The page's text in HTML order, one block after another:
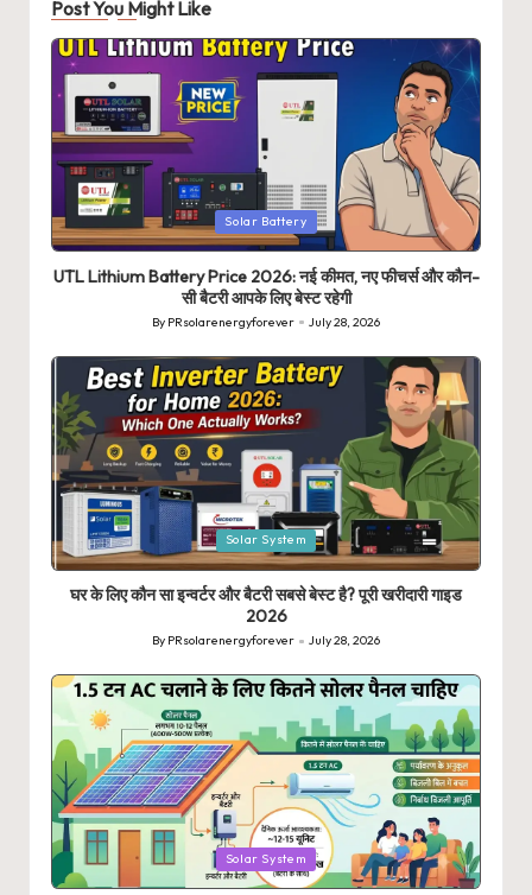
Post You Might Like
Posted
in
Solar Battery
UTL Lithium Battery Price 2026: नई कीमत, नए फीचर्स और कौन-
सी बैटरी आपके लिए बेस्ट रहेगी
Posted
by
By PRsolarenergyforever July 28, 2026
Posted
in
Solar System
घर के लिए कौन सा इन्वर्टर और बैटरी सबसे बेस्ट है? पूरी खरीदारी गाइड
2026
Posted
by
By PRsolarenergyforever July 28, 2026
Posted
in
Solar System